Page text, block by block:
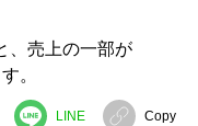
、売上の一部が
。
LINE Copy